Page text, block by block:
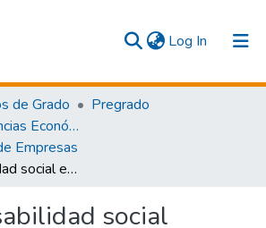
Log In (current)
de Grado
Pregrado
Facultad de Ciencias Económicas y Empresariales
Empresas
La responsabilidad social empresarial coмо estrategia de competitividad en las empresas modernas en colombia
social